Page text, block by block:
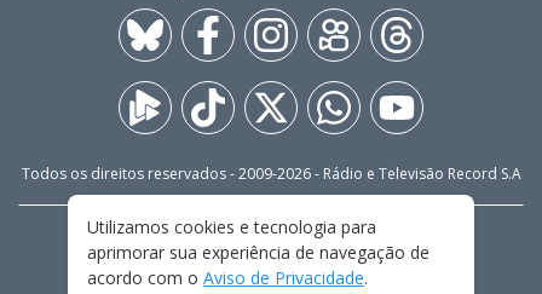
Todos os direitos reservados - 2009-2026- Rádio e Televisão Record S.A
FALE CONOSCO
PRIVACIDADE
TERMOS E CONDIÇÕES DE USO
Utilizamos cookies e tecnologia para
aprimorar sua experiência de navegação de
acordo com o Aviso de Privacidade.